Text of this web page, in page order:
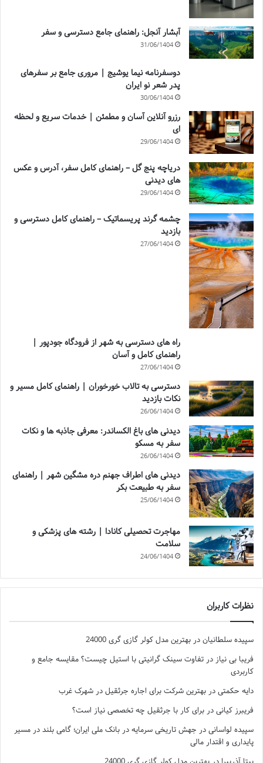
آبشار آنجل: راهنمای جامع دسترسی و سفر
31/06/1404
دوسفرنامه نیما یوشیج | مروری جامع بر سفرهای
پدر شعر نو ایران
30/06/1404
رزرو آنلاین آسان و مطمئن | خدمات سریع و لحظه
ای
29/06/1404
دریاچه پنج گل – راهنمای کامل سفر، آدرس و عکس
های دیدنی
29/06/1404
چشمه گرند پریسماتیک – راهنمای کامل دسترسی و
بازدید
27/06/1404
راه های دسترسی به شهر از فرودگاه جودپور |
راهنمای کامل و آسان
27/06/1404
دسترسی به تالاب خورخوران | راهنمای کامل مسیر و
نکات بازدید
26/06/1404
دیدنی های باغ الکساندر: معرفی جاذبه ها و نکات
سفر به مسکو
26/06/1404
دیدنی های اطراف جهنم دره مشگین شهر | راهنمای
سفر به طبیعت بکر
25/06/1404
مهاجرت تحصیلی کانادا | رشته های پزشکی و
سلامت
24/06/1404
نظرات کاربران
سپیده سلطانیان در بهترین مدل کولر گازی گری 24000
فریبا بی نیاز در تفاوت سینک گرانیتی با استیل چیست؟ مقایسه جامع و
کاربردی
دایه حکمتی در بهترین شرکت برای اجاره جرثقیل در شهرک غرب
فریبرز کیانی در برای کار با جرثقیل چه تخصصی نیاز است؟
سپیده لواسانی در جهش تاریخی سرمایه در بانک ملی ایران؛ گامی بلند در مسیر
پایداری و اقتدار مالی